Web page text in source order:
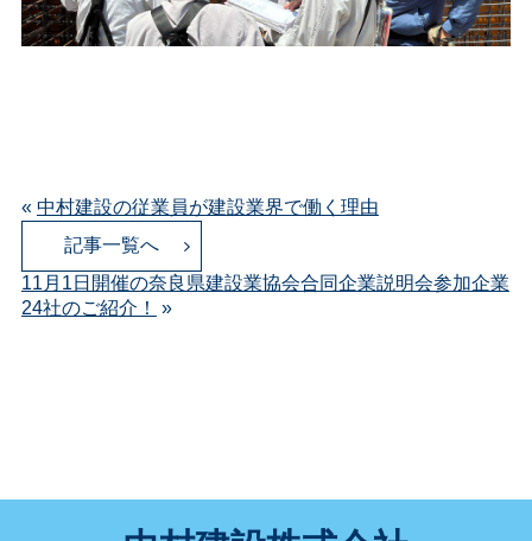
« 中村建設の従業員が建設業界で働く理由
記事一覧へ
11月1日開催の奈良県建設業協会合同企業説明会参加企業
24社のご紹介！
»